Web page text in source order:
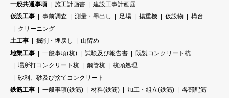
一般共通事項 施工計画書
建設工事計画届
仮設工事
事前調査 測量・墨出し 足場 揚重機 仮設物
構台
クリーニング
土工事
掘削・埋戻し
山留め
地業工事
一般事項(杭) 試験及び報告書
既製コンクリート杭
場所打コンクリート杭
鋼管杭
杭頭処理
砂利、砂及び捨てコンクリート
鉄筋工事
一般事項(鉄筋) 材料(鉄筋) 加工・組立(鉄筋)
各部配筋